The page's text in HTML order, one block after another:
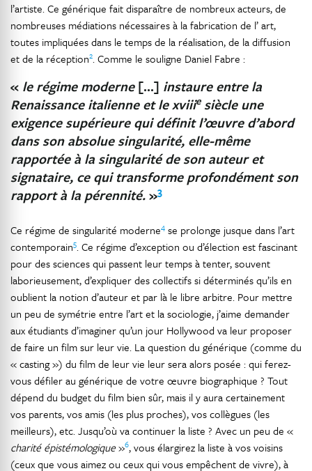
l’artiste. Ce générique fait disparaître de nombreux acteurs, de
nombreuses médiations nécessaires à la fabrication de l’ art,
toutes impliquées dans le temps de la réalisation, de la diffusion
et de la réception2. Comme le souligne Daniel Fabre :
« le régime moderne[...] instaure entre la
Renaissance italienne et le xviiiesiècle une
exigence supérieure qui définit l’œuvre d’abord
dans son absolue singularité, elle-même
rapportée à la singularité de son auteur et
signataire, ce qui transforme profondément son
rapport à la pérennité.»3
Ce régime de singularité moderne4 se prolonge jusque dans l’art
contemporain5. Ce régime d’exception ou d’élection est fascinant
pour des sciences qui passent leur temps à tenter, souvent
laborieusement, d’expliquer des collectifs si déterminés qu’ils en
oublient la notion d’auteur et par là le libre arbitre. Pour mettre
un peu de symétrie entre l’art et la sociologie, j’aime demander
aux étudiants d’imaginer qu’un jour Hollywood va leur proposer
de faire un film sur leur vie. La question du générique (comme du
« casting ») du film de leur vie leur sera alors posée : qui ferez-
vous défiler au générique de votre œuvre biographique ? Tout
dépend du budget du film bien sûr, mais il y aura certainement
vos parents, vos amis (les plus proches), vos collègues (les
meilleurs), etc. Jusqu’où va continuer la liste ? Avec un peu de «
charité épistémologique»6, vous élargirez la liste à vos voisins
(ceux que vous aimez ou ceux qui vous empêchent de vivre), à